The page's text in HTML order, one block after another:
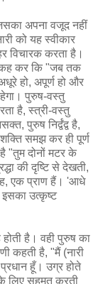
अपना वजूद नहीं
को यह स्वीकार
विचारक करता है।
कह कर कि "जब तक
हो, अपूर्ण हो और
पुरुष-वस्तु
है, स्त्री-वस्तु
पुरुष निर्द्वंद्व है,
शक्ति समझ कर ही पूर्ण
"तुम दोनों मटर के
की दृष्टि से देखती,
एक प्राण हैं। 'आधे
इसका उत्कृष्ट
है। वही पुरुष का
कहती है, "मैं (नारी
हूँ। उग्र होते
लिए सहमत करती